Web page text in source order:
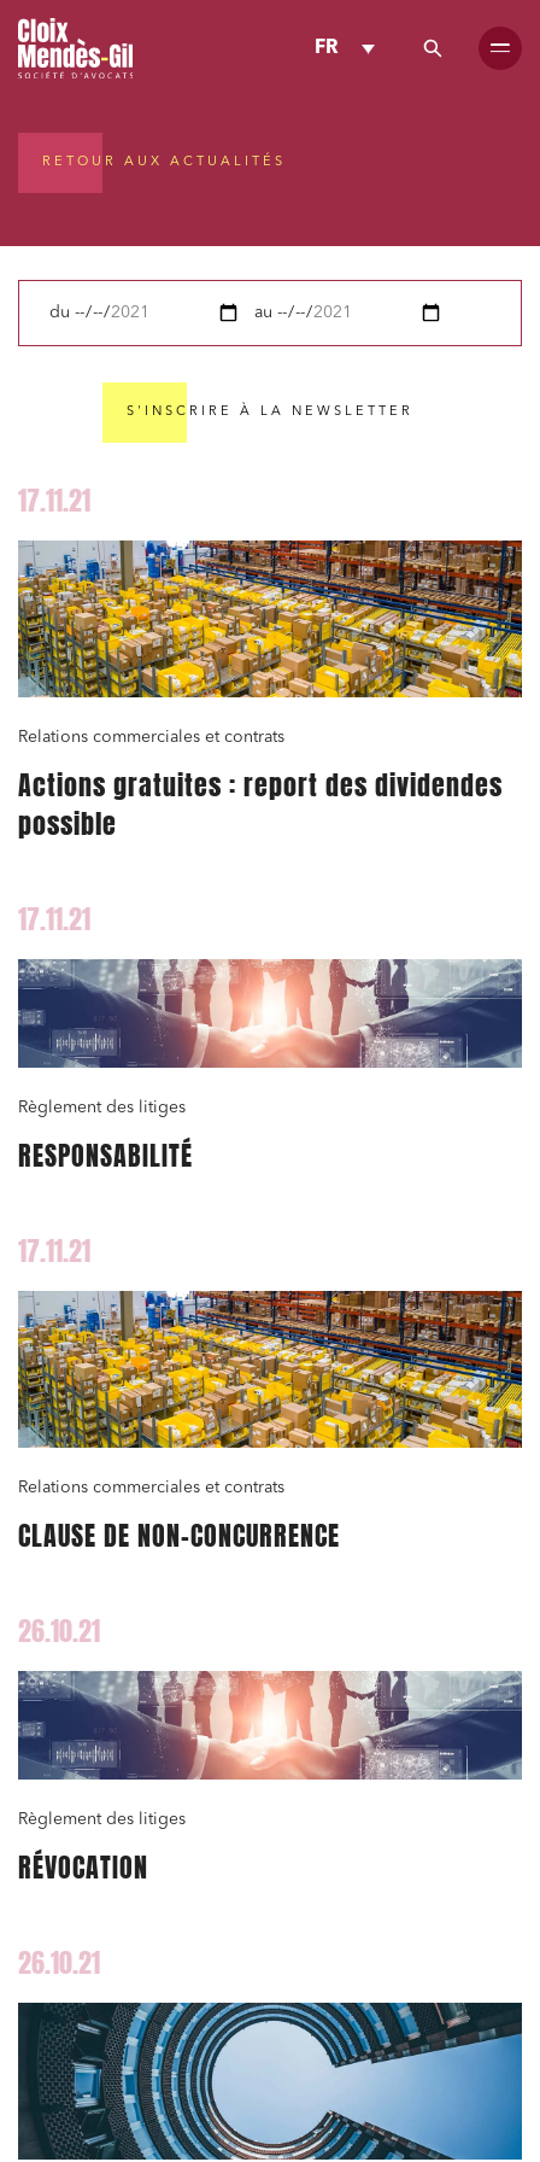
FR
RETOUR AUX ACTUALITÉS
du au
S'INSCRIRE À LA NEWSLETTER
17.11.21
Relations commerciales et contrats
Actions gratuites : report des dividendes
possible
17.11.21
Règlement des litiges
RESPONSABILITÉ
17.11.21
Relations commerciales et contrats
CLAUSE DE NON-CONCURRENCE
26.10.21
Règlement des litiges
RÉVOCATION
26.10.21
Relations commerciales et contrats